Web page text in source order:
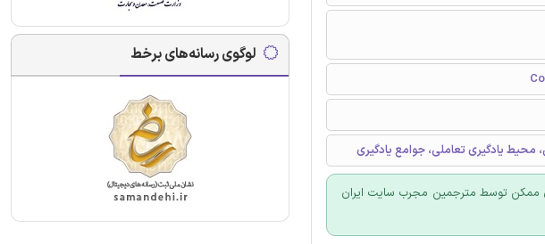
محیط یادگیری تعاملی، جوامع یادگیری
ممکن توسط مترجمین مجرب سایت ایران
لوگوی رسانه‌های برخط